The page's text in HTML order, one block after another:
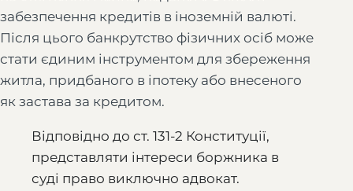
забезпечення кредитів в іноземній валюті.
Після цього банкрутство фізичних осіб може
стати єдиним інструментом для збереження
житла, придбаного в іпотеку або внесеного
як застава за кредитом.
Відповідно до ст. 131-2 Конституції,
представляти інтереси боржника в
суді право виключно адвокат.